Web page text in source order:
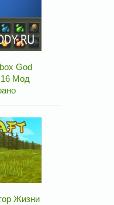
God
Мод
Жизни